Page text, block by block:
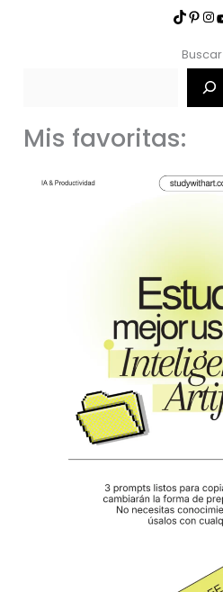
Buscar
Mis favoritas: